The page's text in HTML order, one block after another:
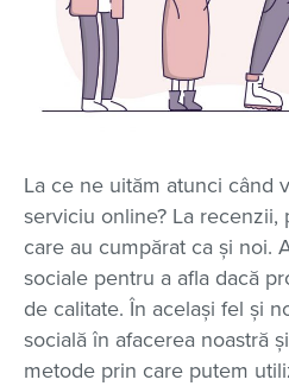
La ce ne uităm atunci când
serviciu online? La recenzii,
care au cumpărat ca și noi.
sociale pentru a afla dacă
de calitate. În același fel și
socială în afacerea noastră
metode prin care putem